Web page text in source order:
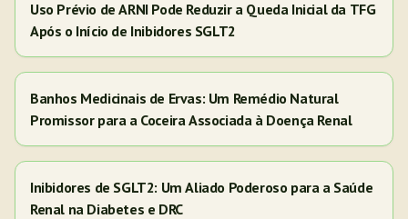
Uso Prévio de ARNI Pode Reduzir a Queda Inicial da TFG
Após o Início de Inibidores SGLT2
Banhos Medicinais de Ervas: Um Remédio Natural
Promissor para a Coceira Associada à Doença Renal
Inibidores de SGLT2: Um Aliado Poderoso para a Saúde
Renal na Diabetes e DRC